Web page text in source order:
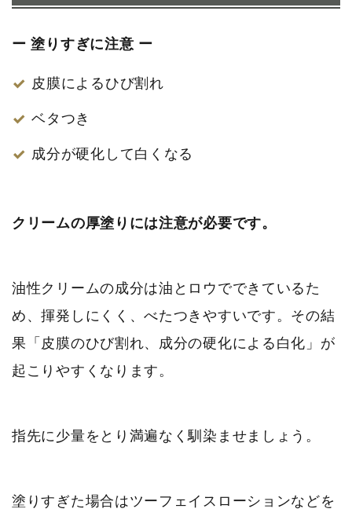
ー 塗りすぎに注意 ー
皮膜によるひび割れ
ベタつき
成分が硬化して白くなる
クリームの厚塗りには注意が必要です。
油性クリームの成分は油とロウでできているた
め、揮発しにくく、べたつきやすいです。その結
果「皮膜のひび割れ、成分の硬化による白化」が
起こりやすくなります。
指先に少量をとり満遍なく馴染ませましょう。
塗りすぎた場合はツーフェイスローションなどを